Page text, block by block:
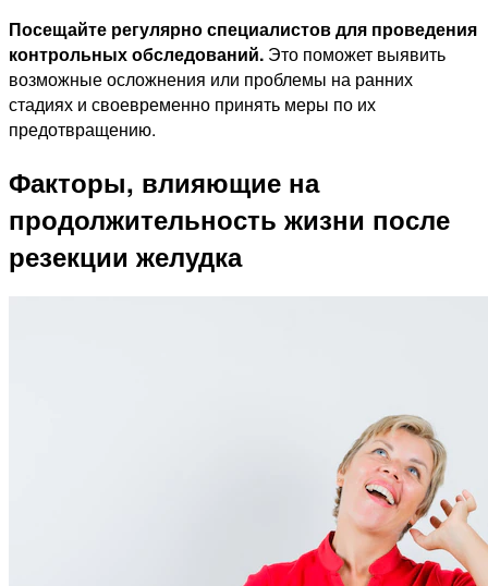
Посещайте регулярно специалистов для проведения
контрольных обследований. Это поможет выявить
возможные осложнения или проблемы на ранних
стадиях и своевременно принять меры по их
предотвращению.
Факторы, влияющие на
продолжительность жизни после
резекции желудка